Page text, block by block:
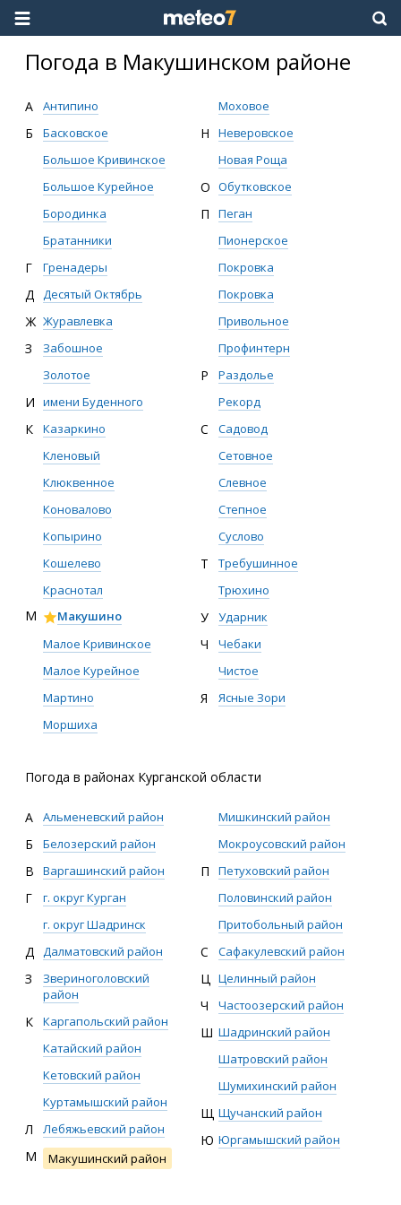
Погода в Макушинском районе
А Антипино
Б
Басковское
Большое Кривинское
Большое Курейное
Бородинка
Братанники
Г Гренадеры
Д Десятый Октябрь
Ж Журавлевка
З
Забошное
Золотое
И имени Буденного
К
Казаркино
Кленовый
Клюквенное
Коновалово
Копырино
Кошелево
Краснотал
М
Макушино
Малое Кривинское
Малое Курейное
Мартино
Моршиха
Моховое
Н
Неверовское
Новая Роща
О Обутковское
П
Пеган
Пионерское
Покровка
Покровка
Привольное
Профинтерн
Р
Раздолье
Рекорд
С
Садовод
Сетовное
Слевное
Степное
Суслово
Т
Требушинное
Трюхино
У Ударник
Ч
Чебаки
Чистое
Я Ясные Зори
Погода в районах Курганской области
А Альменевский район
Б Белозерский район
В Варгашинский район
Г
г. округ Курган
г. округ Шадринск
Д Далматовский район
З
Звериноголовский
район
К
Каргапольский район
Катайский район
Кетовский район
Куртамышский район
Л Лебяжьевский район
М Макушинский район
Мишкинский район
Мокроусовский район
П
Петуховский район
Половинский район
Притобольный район
С Сафакулевский район
Ц Целинный район
Ч Частоозерский район
Ш Шадринский район
Шатровский район
Шумихинский район
Щ Щучанский район
Ю Юргамышский район